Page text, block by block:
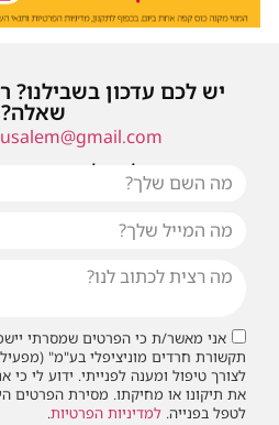
יש לכם עדכון בשבילנו?
שאלה?
או שילחו אלינו פנייה
אני מאשר/ת כי הפרטים שמסרתי
תקשורת חרדים מוניציפלי בע"מ"
לצורך טיפול ומענה לפנייתי. ידוע לי
את תיקונו או מחיקתו. מסירת הפרטים
לטפל בפנייה. למדיניות הפרטיות.